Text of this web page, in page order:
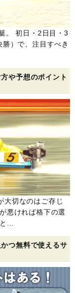
。 初日・2日目・3
）で、注目すべき
や予想のポイント
大切なのはご存じ
悪ければ格下の選
...
つ無料で使えるサ